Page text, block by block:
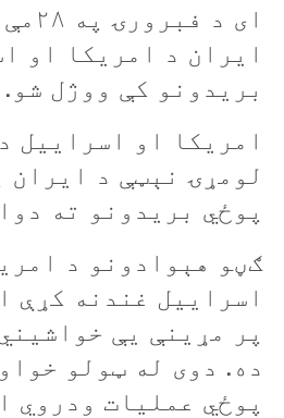
ای د
ایران د امریکا او
بریدونو کې ووژل شو.
امریکا او اسراییل
لومړۍ نېټې د ایران
پوځي بریدونو ته
ګڼو هېوادونو د
اسراییل غندنه کړې
پر مړینې یې
ده. دوی له ټولو
پوځي عملیات ودروي